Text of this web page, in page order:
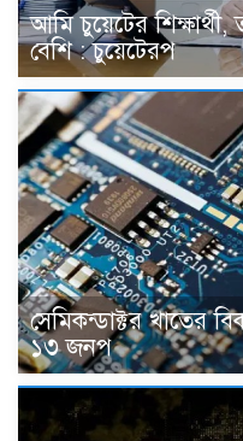
আমি চুয়েটের
বেশি : চুয়েটেরপ
সেমিকন্ডাক্টর খাতের
১৩ জনপ